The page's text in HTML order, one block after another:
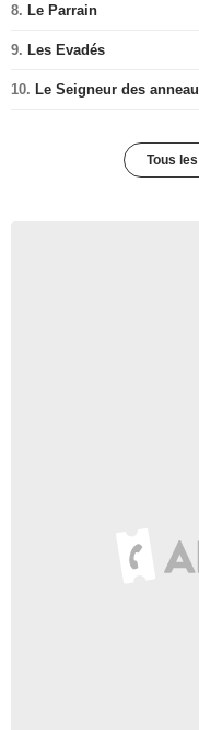
8. Le Parrain
9. Les Evadés
10. Le Seigneur des
Tous